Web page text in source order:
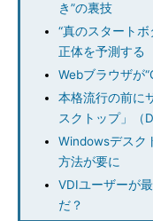
き”の裏技
“真のスタート
正体を予測する
Webブラウザが
本格流行の前に
スクトップ」（
Windowsデスク
方法が要に
VDIユーザーが
だ？